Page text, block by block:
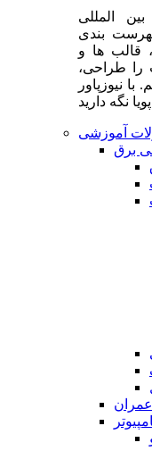
المللی
بندی
قالب ها و
را طراحی،
نیوزپاور
آموزشی
برق